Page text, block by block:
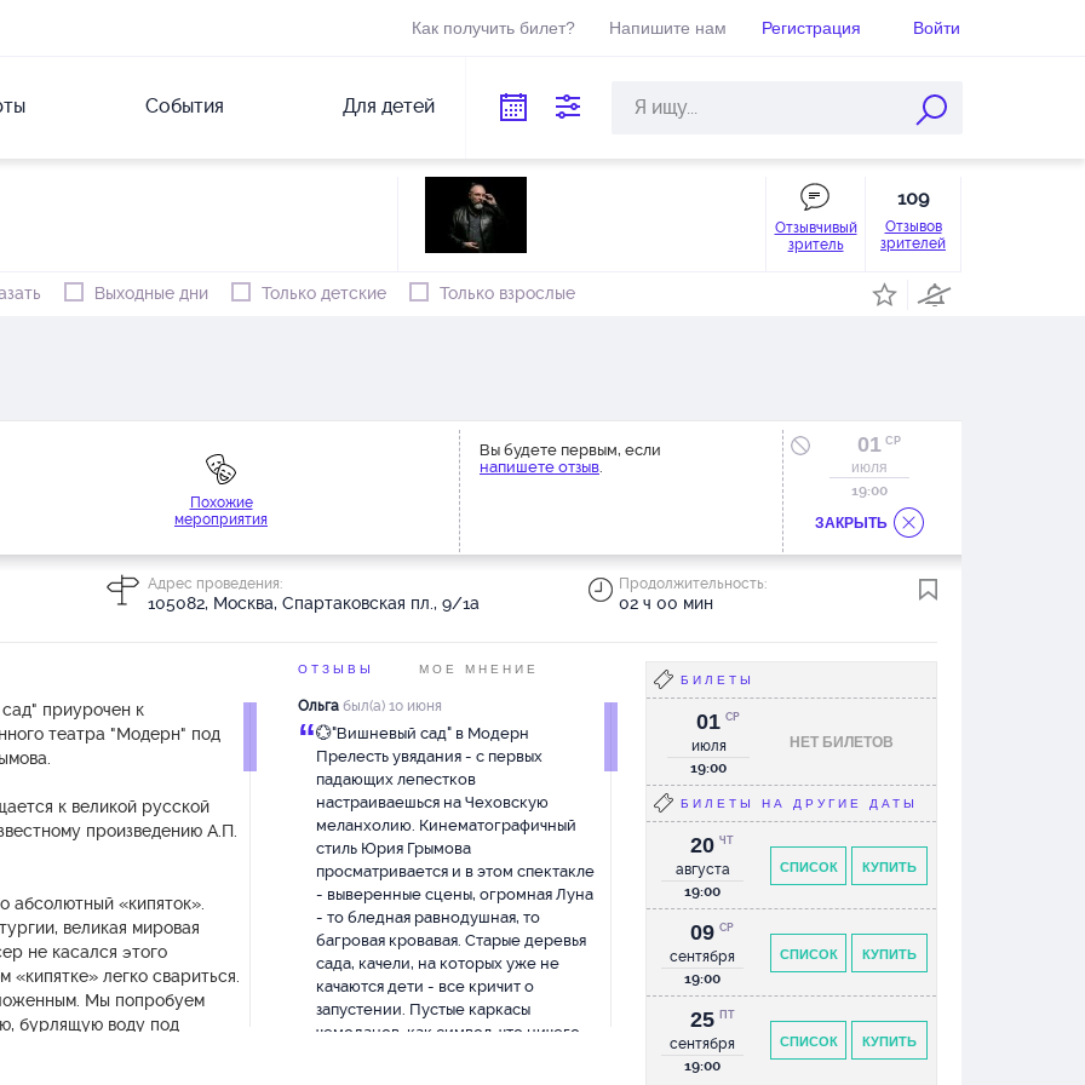
Как получить билет? Напишите нам Регистрация Войти
События Для детей
Отзывчивый
зритель
109
Отзывов
зрителей
Выходные дни Только детские Только взрослые
Похожие
мероприятия
Вы будете первым, если
напишете отзыв.
01 СР
июля
19:00
Адрес проведения:
105082, Москва, Спартаковская пл., 9/1а
Продолжительность:
02 ч 00 мин
ЗАКРЫТЬ
приурочен к
театра "Модерн" под
к великой русской
произведению А.П.
абсолютный «кипяток».
великая мировая
не касался этого
«кипятке» легко свариться.
Мы попробуем
бурлящую воду под
ОТЗЫВЫ МОЕ МНЕНИЕ
Ольга был(а) 10 июня
“💮"Вишневый сад" в Модерн
Прелесть увядания - с первых
падающих лепестков
настраиваешься на Чеховскую
меланхолию. Кинематографичный
стиль Юрия Грымова
просматривается и в этом спектакле
- выверенные сцены, огромная Луна
- то бледная равнодушная, то
багровая кровавая. Старые деревья
сада, качели, на которых уже не
качаются дети - все кричит о
запустении. Пустые каркасы
чемоданов, как символ, что ничего
БИЛЕТЫ
НЕТ БИЛЕТОВ
01
июля
СР
19:00
БИЛЕТЫ НА ДРУГИЕ ДАТЫ
КУПИТЬ
СПИСОК
20
августа
ЧТ
19:00
КУПИТЬ
СПИСОК
09
сентября
СР
19:00
КУПИТЬ
СПИСОК
25
сентября
ПТ
19:00